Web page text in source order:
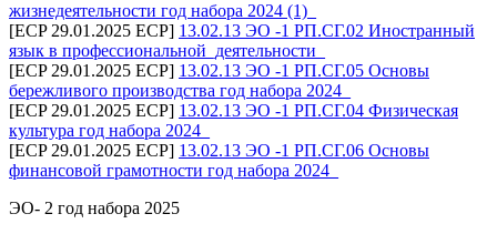
жизнедеятельности год набора 2024 (1)_
[ECP 29.01.2025 ECP] 13.02.13 ЭО -1 РП.СГ.02 Иностранный
язык в профессиональной_деятельности_
[ECP 29.01.2025 ECP] 13.02.13 ЭО -1 РП.СГ.05 Основы
бережливого производства год набора 2024_
[ECP 29.01.2025 ECP] 13.02.13 ЭО -1 РП.СГ.04 Физическая
культура год набора 2024_
[ECP 29.01.2025 ECP] 13.02.13 ЭО -1 РП.СГ.06 Основы
финансовой грамотности год набора 2024_
ЭО- 2 год набора 2025